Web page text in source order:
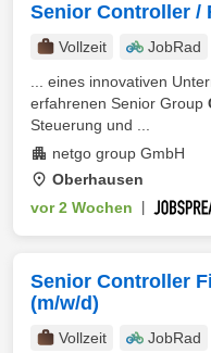
Senior Controller /
Vollzeit
JobRad
... eines innovativen
erfahrenen Senior Group
Steuerung und ...
netgo group GmbH
Oberhausen
vor 2 Wochen
Senior Controller
(m/w/d)
Vollzeit
JobRad